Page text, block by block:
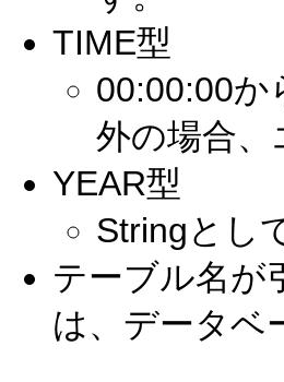
TIME型
00:00:00か
外の場合
YEAR型
Stringとし
テーブル名が
は、データベ